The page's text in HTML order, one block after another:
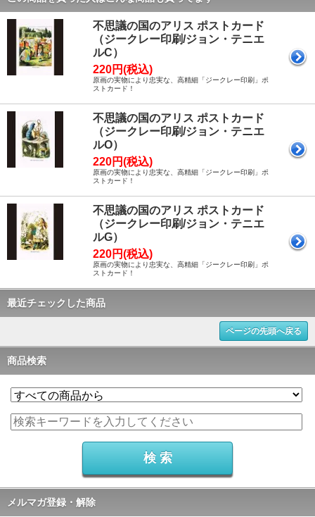
不思議の国のアリス ポストカード
（ジークレー印刷/ジョン・テニエ
ルC）
220円(税込)
原画の実物により忠実な、高精細「ジークレー印刷」ポ
ストカード！
不思議の国のアリス ポストカード
（ジークレー印刷/ジョン・テニエ
ルO）
220円(税込)
原画の実物により忠実な、高精細「ジークレー印刷」ポ
ストカード！
不思議の国のアリス ポストカード
（ジークレー印刷/ジョン・テニエ
ルG）
220円(税込)
原画の実物により忠実な、高精細「ジークレー印刷」ポ
ストカード！
最近チェックした商品
ページの先頭へ戻る
商品検索
メルマガ登録・解除